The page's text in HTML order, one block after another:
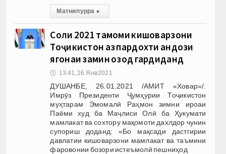
Матни пурра ▸
Соли 2021 тамоми кишоварзони
Тоҷикистон аз пардохти андози
ягонаи замин озод гардиданд
🕔 13:41, 26.Янв 2021
ДУШАНБЕ, 26.01.2021 /АМИТ «Ховар»/.
Имрӯз Президенти Ҷумҳурии Тоҷикистон
муҳтарам Эмомалӣ Раҳмон зимни ироаи
Паёми худ ба Маҷлиси Олӣ ба Ҳукумати
мамлакат ва сохтору мақомоти дахлдор чунин
супориш доданд: «Бо мақсади дастгирии
давлатии кишоварзони мамлакат ва таъмини
фаровонии бозори истеъмолӣ пешниҳод